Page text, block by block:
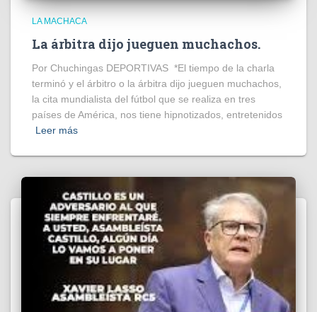
LA MACHACA
La árbitra dijo jueguen muchachos.
Por Chuchingas DEPORTIVAS *El tiempo de la charla
terminó y el árbitro o la árbitra dijo jueguen muchachos,
la cita mundialista del fútbol que se realiza en tres
países de América, nos tiene hipnotizados, entretenidos
Leer más